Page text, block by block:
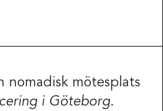
nomadisk mötesplats
i Göteborg.